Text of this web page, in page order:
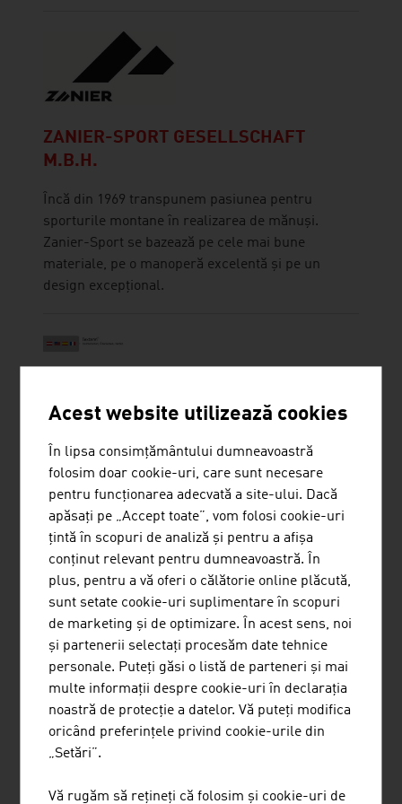
ZANIER-SPORT GESELLSCHAFT
M.B.H.
Încă din 1969 transpunem pasiunea pentru
sporturile montane în realizarea de mănuși.
Zanier-Sport se bazează pe cele mai bune
materiale, pe o manoperă excelentă și pe un
design excepțional.
LOU&DEJLIG - DESIGN FOR
COLOURFUL BIRDS MAG. MARIE-
LUISE NOWAK MA
SAYN-WITTGENSTEIN MAUD
JOSEFINA AUGUSTE
Acest website utilizează cookies
În lipsa consimțământului dumneavoastră
folosim doar cookie-uri, care sunt necesare
pentru funcționarea adecvată a site-ului. Dacă
apăsați pe „Accept toate”, vom folosi cookie-uri
țintă în scopuri de analiză și pentru a afișa
conținut relevant pentru dumneavoastră. În
plus, pentru a vă oferi o călătorie online plăcută,
sunt setate cookie-uri suplimentare în scopuri
de marketing și de optimizare. În acest sens, noi
și partenerii selectați procesăm date tehnice
personale. Puteți găsi o listă de parteneri și mai
multe informații despre cookie-uri în declarația
noastră de protecție a datelor. Vă puteți modifica
oricând preferințele privind cookie-urile din
„Setări”.
Vă rugăm să rețineți că folosim și cookie-uri de